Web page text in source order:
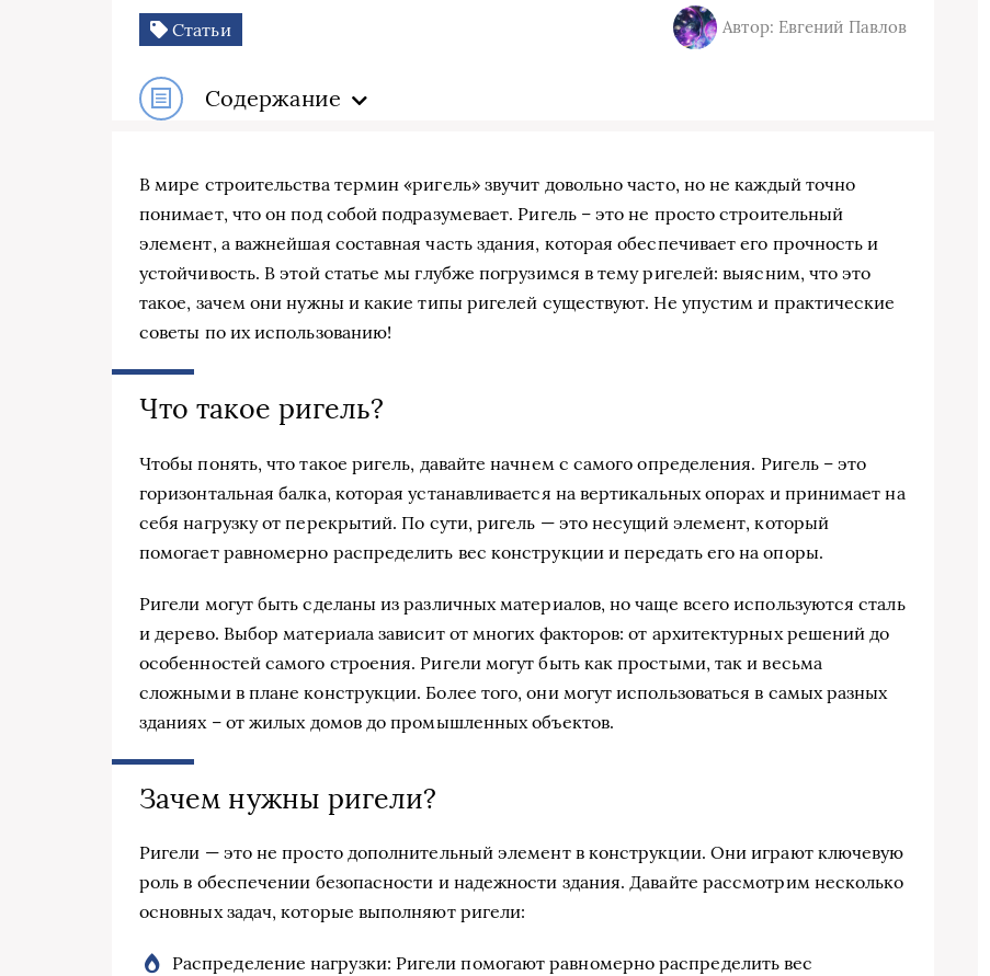
Статьи Автор: Евгений Павлов
Содержание
В мире строительства термин «ригель» звучит довольно часто, но не каждый точно
понимает, что он под собой подразумевает. Ригель – это не просто строительный
элемент, а важнейшая составная часть здания, которая обеспечивает его прочность и
устойчивость. В этой статье мы глубже погрузимся в тему ригелей: выясним, что это
такое, зачем они нужны и какие типы ригелей существуют. Не упустим и практические
советы по их использованию!
Что такое ригель?
Чтобы понять, что такое ригель, давайте начнем с самого определения. Ригель – это
горизонтальная балка, которая устанавливается на вертикальных опорах и принимает на
себя нагрузку от перекрытий. По сути, ригель — это несущий элемент, который
помогает равномерно распределить вес конструкции и передать его на опоры.
Ригели могут быть сделаны из различных материалов, но чаще всего используются сталь
и дерево. Выбор материала зависит от многих факторов: от архитектурных решений до
особенностей самого строения. Ригели могут быть как простыми, так и весьма
сложными в плане конструкции. Более того, они могут использоваться в самых разных
зданиях – от жилых домов до промышленных объектов.
Зачем нужны ригели?
Ригели — это не просто дополнительный элемент в конструкции. Они играют ключевую
роль в обеспечении безопасности и надежности здания. Давайте рассмотрим несколько
основных задач, которые выполняют ригели:
Распределение нагрузки: Ригели помогают равномерно распределить вес